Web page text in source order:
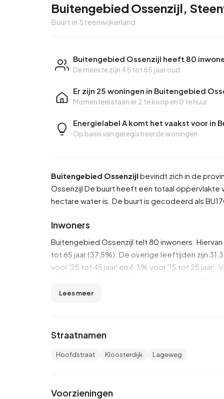
Buitengebied Ossenzijl,
Buurt in Steenwijkerland
Buitengebied Ossenzijl heeft 80
De meeste zijn 45 tot 65 jaar oud
Er zijn 25 woningen in Buitengebied
Momenteel staan er2 te koop en 0 te huur
Energielabel A komt het vaakst voor in
Op basis van geregistreerde woningen
Buitengebied Ossenzijl bevindt zich in de
Ossenzijl De buurt heeft een totaal oppervlakte
hectare water is. De buurt is gecodeerd als
Inwoners
Buitengebied Ossenzijl telt 80 inwoners.
tot 65 jaar (37,5%). De overige leeftijden zijn
voor '25 tot 45 jaar' en 6,3% voor '15 tot 25 jaar'.
Er zijn 35 huishoudens in Buitengebied
zijn middelbaar opgeleid. 57,1% heeft HAVO,
In Buitengebied Ossenzijl ontvangt 25% van de
Lees meer
Straatnamen
Hoofdstraat Kloosterdijk Lageweg
Voorzieningen